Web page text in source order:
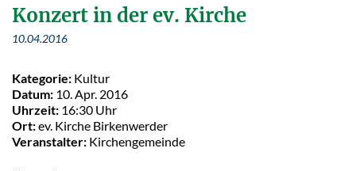
Konzert in der ev. Kirche
10.04.2016
Kategorie: Kultur
Datum: 10. Apr. 2016
Uhrzeit: 16:30 Uhr
Ort:ev. Kirche Birkenwerder
Veranstalter: Kirchengemeinde